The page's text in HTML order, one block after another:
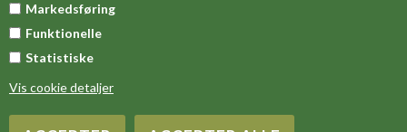
Markedsføring
Funktionelle
Statistiske
Vis cookie detaljer
DINE FAVORITVARER